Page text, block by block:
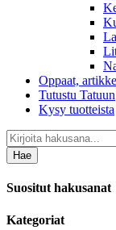
Oppaat,
Tutustu Tatuun
Kysy tuotteista
Hae
Suositut hakusanat
Kategoriat